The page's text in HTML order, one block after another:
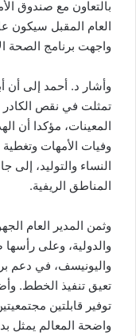
العام المقبل سيكون
واجهت برنامج الصحة
وأشار د. أحمد إلى أن
تمثلت في نقص الكادر
المعينات، مؤكدا أن
وفيات الأمهات
النساء والتوليد،
المناطق الريفية.
وثمن المدير العام
والدولية، وعلى
واليونيسف، في دعم
توفير قابلتين
واضحة المعالم يمثل